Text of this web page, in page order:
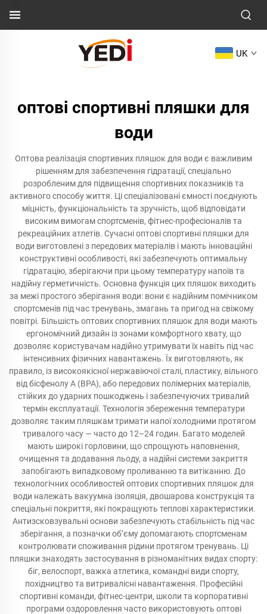
UK
оптові спортивні пляшки для
води
Оптова реалізація спортивних пляшок для води є важливим
рішенням для забезпечення гідратації, спеціально
розробленим для підвищення спортивних показників та
активного способу життя. Ці спеціалізовані ємності поєднують
міцність, функціональність та зручність, щоб відповідати
високим вимогам спортсменів, фітнес-професіоналів та
рекреаційних атлетів. Сучасні оптові спортивні пляшки для
води виготовлені з передових матеріалів і мають інноваційні
конструктивні особливості, які забезпечують оптимальну
гідратацію, зберігаючи при цьому температуру напоїв та
надійну герметичність. Основна функція цих пляшок виходить
за межі простого зберігання води: вони є надійним помічником
спортсменів під час тренувань, змагань та пригод на свіжому
повітрі. Більшість оптових спортивних пляшок для води мають
ергономічний дизайн із зонами комфортного хвату, що
дозволяє користувачам надійно утримувати їх навіть під час
інтенсивних фізичних навантажень. Їх виготовляють, як
правило, із високоякісної нержавіючої сталі, пластику, вільного
від бісфенолу А (BPA), або передових полімерних матеріалів,
стійких до ударних пошкоджень і забезпечуючих тривалий
термін експлуатації. Технологія збереження температури
дозволяє таким пляшкам тримати напої холодними протягом
тривалого часу — часто до 12–24 годин. Багато моделей
мають широкі горловини, що спрощують наповнення,
очищення та додавання льоду, а надійні системи закриття
запобігають випадковому проливанню та витіканню. До
технологічних особливостей оптових спортивних пляшок для
води належать вакуумна ізоляція, двошарова конструкція та
спеціальні покриття, які покращують теплові характеристики.
Антизсковзувальні основи забезпечують стабільність під час
зберігання, а позначки об’єму допомагають спортсменам
контролювати споживання рідини протягом тренувань. Ці
пляшки знаходять застосування в різноманітних видах спорту:
біг, велоспорт, важка атлетика, командні види спорту,
похідництво та витривалісні навантаження. Професійні
спортивні команди, фітнес-центри, школи та корпоративні
програми оздоровлення часто використовують оптові